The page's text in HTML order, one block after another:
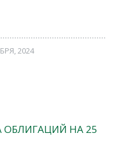
2024
ОБЛИГАЦИЙ НА 25